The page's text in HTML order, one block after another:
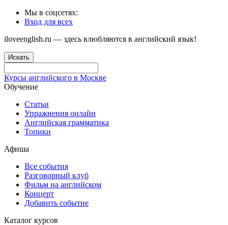
Мы в соцсетях:
Вход для всех
iloveenglish.ru — здесь влюбляются в английский язык!
Искать
Курсы английского в Москве
Обучение
Статьи
Упражнения онлайн
Английская грамматика
Топики
Афиша
Все события
Разговорный клуб
Фильм на английском
Концерт
Добавить событие
Каталог курсов